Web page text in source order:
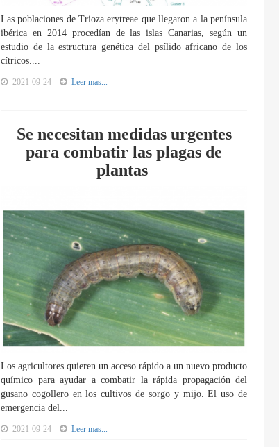
Las poblaciones de Trioza erytreae que llegaron a la península
ibérica en 2014 procedían de las islas Canarias, según un
estudio de la estructura genética del psílido africano de los
cítricos....
2021-09-24 Leer mas...
Se necesitan medidas urgentes
para combatir las plagas de
plantas
Los agricultores quieren un acceso rápido a un nuevo producto
químico para ayudar a combatir la rápida propagación del
gusano cogollero en los cultivos de sorgo y mijo. El uso de
emergencia del...
2021-09-24 Leer mas...